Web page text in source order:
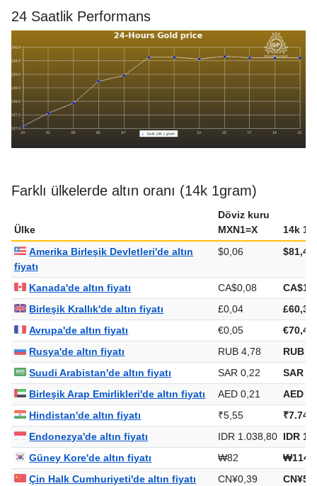
24 Saatlik Performans
Farklı ülkelerde altın oranı (14k 1gram)
Ülke
Döviz kuru
MXN1=X
14k
Amerika Birleşik Devletleri'de altın
fiyatı
$0,06 $81,44
Kanada'de altın fiyatı CA$0,08
Birleşik Krallık'de altın fiyatı
£0,04
£60,36
Avrupa'de altın fiyatı
€0,05
€70,44
Rusya'de altın fiyatı
RUB 4,78
RUB
Suudi Arabistan'de altın fiyatı
SAR 0,22
SAR
Birleşik Arap Emirlikleri'de altın fiyatı
AED 0,21
AED
Hindistan'de altın fiyatı
₹5,55
Endonezya'de altın fiyatı
IDR 1.038,80 IDR
Güney Kore'de altın fiyatı
₩82
Çin Halk Cumhuriyeti'de altın fiyatı
CN¥0,39